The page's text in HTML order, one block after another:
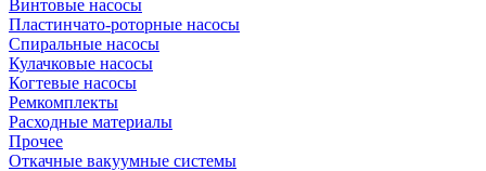
Винтовые насосы
Пластинчато-роторные насосы
Спиральные насосы
Кулачковые насосы
Когтевые насосы
Ремкомплекты
Расходные материалы
Прочее
Откачные вакуумные системы